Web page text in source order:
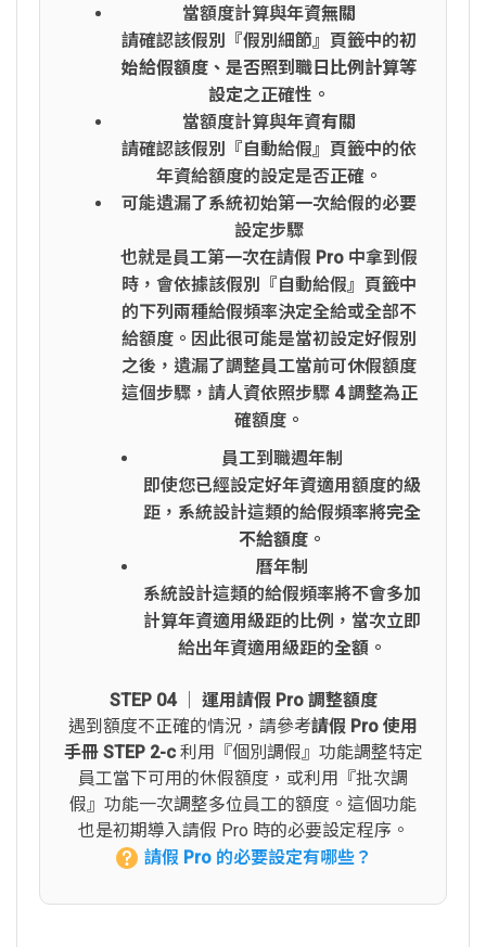
當額度計算與年資無關
請確認該假別『假別細節』頁籤中的初
始給假額度、是否照到職日比例計算等
設定之正確性。
當額度計算與年資有關
請確認該假別『自動給假』頁籤中的依
年資給額度的設定是否正確。
可能遺漏了系統初始第一次給假的必要
設定步驟
也就是員工第一次在請假 Pro 中拿到假
時，會依據該假別『自動給假』頁籤中
的下列兩種給假頻率決定全給或全部不
給額度。因此很可能是當初設定好假別
之後，遺漏了調整員工當前可休假額度
這個步驟，請人資依照步驟 4 調整為正
確額度。
員工到職週年制
即使您已經設定好年資適用額度的級
距，系統設計這類的給假頻率將完全
不給額度 。
曆年制
系統設計這類的給假頻率將不會多加
計算年資適用級距的比例，當次立即
給出年資適用級距的全額 。
STEP 04 │ 運用請假 Pro 調整額度
遇到額度不正確的情況，請參考請假 Pro 使用
手冊 STEP 2-c 利用『個別調假』功能調整特定
員工當下可用的休假額度，或利用『批次調
假』功能一次調整多位員工的額度。這個功能
也是初期導入請假 Pro 時的必要設定程序。
請假 Pro 的必要設定有哪些？